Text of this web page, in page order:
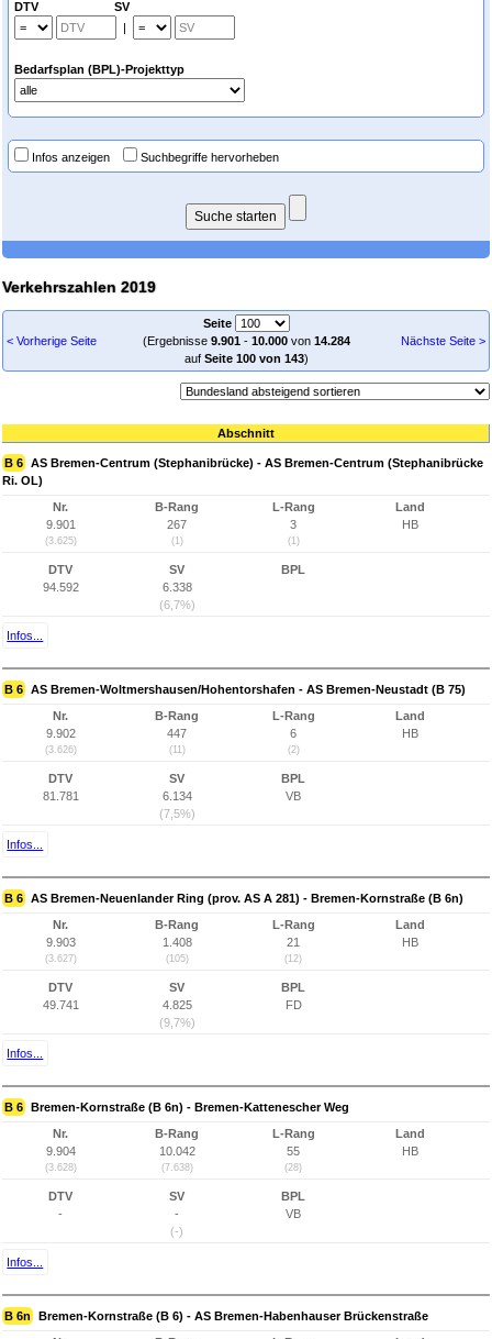
DTV SV
|
Bedarfsplan (BPL)-Projekttyp
Infos anzeigen Suchbegriffe hervorheben
Verkehrszahlen 2019
< Vorherige Seite
Seite
(Ergebnisse 9.901- 10.000von 14.284
auf Seite 100 von 143)
Nächste Seite >
Abschnitt
B 6 AS Bremen-Centrum (Stephanibrücke) - AS Bremen-Centrum (Stephanibrücke
Ri. OL)
Nr.
9.901
(3.625)
B-Rang
267
(1)
L-Rang
3
(1)
Land
HB
DTV
94.592
SV
6.338
(6,7%)
BPL
Infos...
B 6 AS Bremen-Woltmershausen/Hohentorshafen - AS Bremen-Neustadt (B 75)
Nr.
9.902
(3.626)
B-Rang
447
(11)
L-Rang
6
(2)
Land
HB
DTV
81.781
SV
6.134
(7,5%)
BPL
VB
Infos...
B 6 AS Bremen-Neuenlander Ring (prov. AS A 281) - Bremen-Kornstraße (B 6n)
Nr.
9.903
(3.627)
B-Rang
1.408
(105)
L-Rang
21
(12)
Land
HB
DTV
49.741
SV
4.825
(9,7%)
BPL
FD
Infos...
B 6 Bremen-Kornstraße (B 6n) - Bremen-Kattenescher Weg
Nr.
9.904
(3.628)
B-Rang
10.042
(7.638)
L-Rang
55
(28)
Land
HB
DTV
-
SV
-
(-)
BPL
VB
Infos...
B 6n Bremen-Kornstraße (B 6) - AS Bremen-Habenhauser Brückenstraße